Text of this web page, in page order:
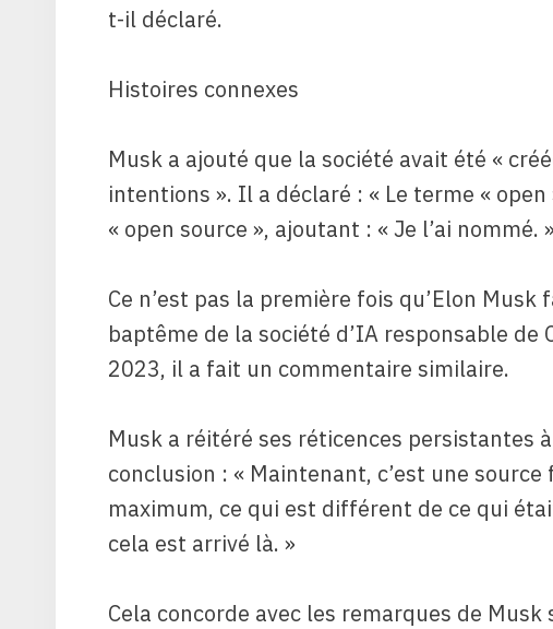
t-il déclaré.
Histoires connexes
Musk a ajouté que la société avait été «
intentions ». Il a déclaré : « Le terme «
« open source », ajoutant : « Je l’ai nommé. »
Ce n’est pas la première fois qu’Elon
baptême de la société d’IA responsable de
2023, il a fait un commentaire similaire.
Musk a réitéré ses réticences persistantes
conclusion : « Maintenant, c’est une
maximum, ce qui est différent de ce qui
cela est arrivé là. »
Cela concorde avec les remarques de